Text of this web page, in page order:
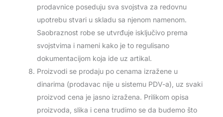
prodavnice poseduju sva svojstva za redovnu
upotrebu stvari u skladu sa njenom namenom.
Saobraznost robe se utvrđuje isključivo prema
svojstvima i nameni kako je to regulisano
dokumentacijom koja ide uz artikal.
Proizvodi se prodaju po cenama izražene u
dinarima (prodavac nije u sistemu PDV-a), uz svaki
proizvod cena je jasno izražena. Prilikom opisa
proizvoda, slika i cena trudimo se da budemo što